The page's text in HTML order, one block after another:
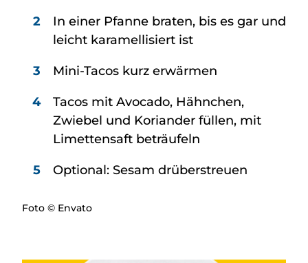
In einer Pfanne braten, bis es gar und
leicht karamellisiert ist
Mini-Tacos kurz erwärmen
Tacos mit Avocado, Hähnchen,
Zwiebel und Koriander füllen, mit
Limettensaft beträufeln
Optional: Sesam drüberstreuen
Foto © Envato